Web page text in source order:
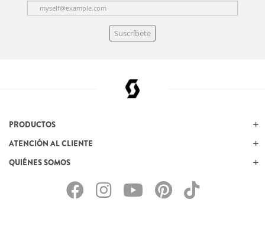
Suscríbete
PRODUCTOS
ATENCIÓN AL CLIENTE
QUIÉNES SOMOS